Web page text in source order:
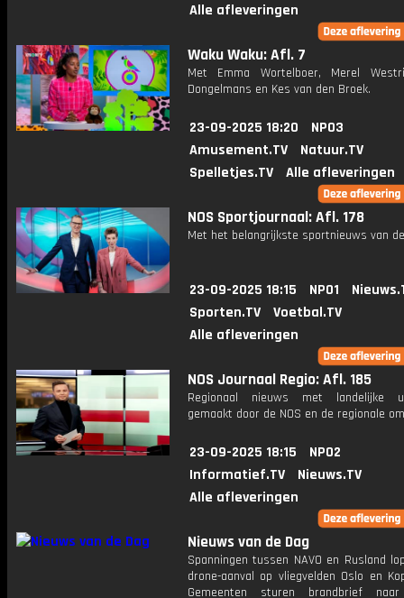
Alle afleveringen
Waku Waku: Afl. 7
Met Emma Wortelboer, Merel
Dongelmans en Kes van den Broek.
23-09-2025 18:20
NPO3
Amusement.TV
Natuur.TV
Spelletjes.TV
Alle afleveringen
NOS Sportjournaal: Afl. 178
Met het belangrijkste sportnieuws van
23-09-2025 18:15 NPO1
Sporten.TV
Voetbal.TV
Alle afleveringen
NOS Journaal Regio: Afl. 185
Regionaal nieuws met landelijke
gemaakt door de NOS en de regionale
23-09-2025 18:15
NPO2
Informatief.TV
Nieuws.TV
Alle afleveringen
Nieuws van de Dag
Spanningen tussen NAVO en Rusland
drone-aanval op vliegvelden Oslo en
Gemeenten sturen brandbrief